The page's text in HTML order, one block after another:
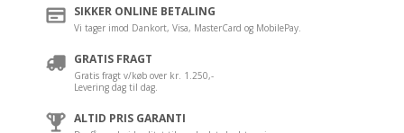
SIKKER ONLINE BETALING
Vi tager imod Dankort, Visa, MasterCard og MobilePay.
GRATIS FRAGT
Gratis fragt v/køb over kr. 1.250,-
Levering dag til dag.
ALTID PRIS GARANTI